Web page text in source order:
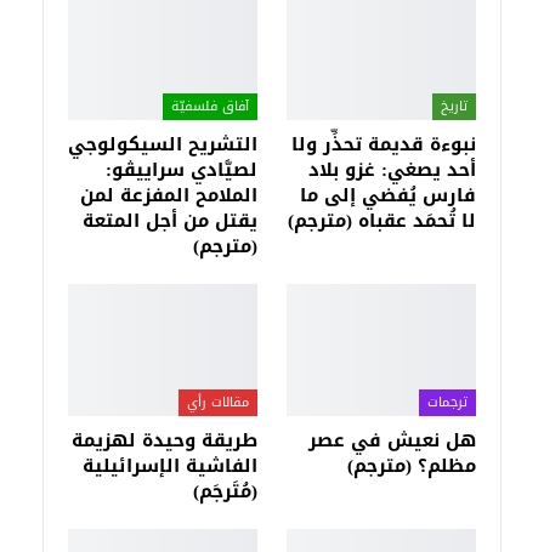
تاريخ
نبوءة قديمة تحذِّر ولا
أحد يصغي: غزو بلاد
فارس يُفضي إلى ما
لا تُحمَد عقباه (مترجم)
آفاق فلسفيّة‎
التشريح السيكولوجي
لصيَّادي سراييڤو:
الملامح المفزعة لمن
يقتل من أجل المتعة
(مترجم)
ترجمات
هل نعيش في عصر
مظلم؟ (مترجم)
مقالات رأي
طريقة وحيدة لهزيمة
الفاشية الإسرائيلية
(مُتَرجَم)